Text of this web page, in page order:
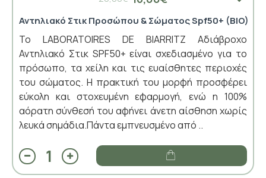
Αντηλιακό Στικ Προσώπου & Σώματος Spf50+ (BIO)
Το LABORATOIRES DE BIARRITZ Αδιάβροχο
Αντηλιακό Στικ SPF50+ είναι σχεδιασμένο για το
πρόσωπο, τα χείλη και τις ευαίσθητες περιοχές
του σώματος. Η πρακτική του μορφή προσφέρει
εύκολη και στοχευμένη εφαρμογή, ενώ η 100%
αόρατη σύνθεσή του αφήνει άνετη αίσθηση χωρίς
λευκά σημάδια.Πάντα εμπνευσμένο από ..